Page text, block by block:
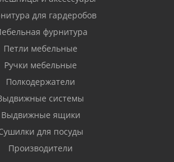
для гардеробов
фурнитура
Петли мебельные
Ручки мебельные
Полкодержатели
системы
Выдвижные ящики
для посуды
Производители